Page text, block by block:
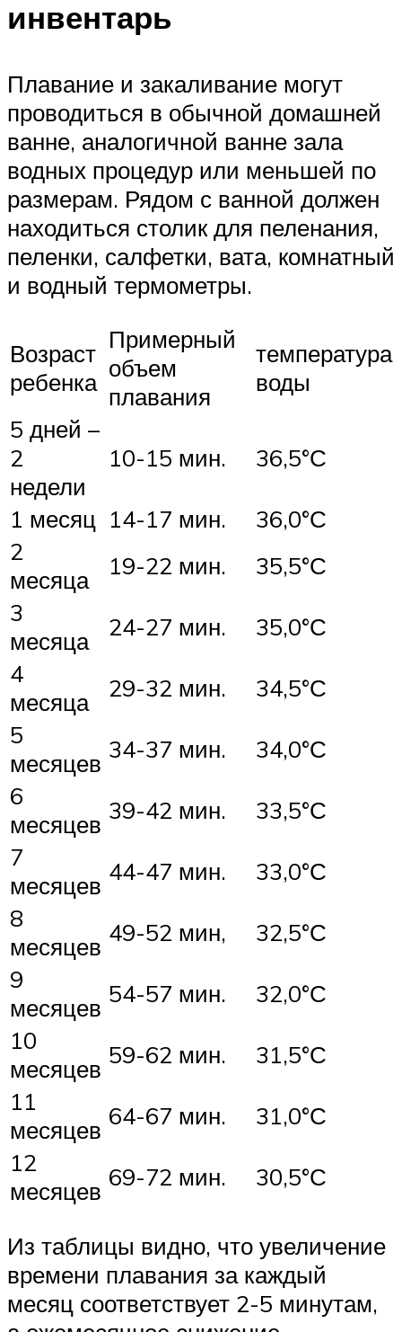
инвентарь
Плавание и закаливание могут
проводиться в обычной домашней
ванне, аналогичной ванне зала
водных процедур или меньшей по
размерам. Рядом с ванной должен
находиться столик для пеленания,
пеленки, салфетки, вата, комнатный
и водный термометры.
Возраст
ребенка
Примерный
объем
плавания
температура
воды
5 дней –
2
недели
10-15 мин. 36,5°С
1 месяц 14-17 мин.
36,0°С
2
месяца
19-22 мин.
35,5°С
3
месяца
24-27 мин.
35,0°С
4
месяца
29-32 мин.
34,5°С
5
месяцев 34-37 мин.
34,0°С
6
месяцев 39-42 мин.
33,5°С
7
месяцев 44-47 мин.
33,0°С
8
месяцев 49-52 мин,
32,5°С
9
месяцев 54-57 мин.
32,0°С
10
месяцев 59-62 мин.
31,5°С
11
месяцев 64-67 мин.
31,0°С
12
месяцев 69-72 мин. 30,5°С
Из таблицы видно, что увеличение
времени плавания за каждый
месяц соответствует 2-5 минутам,